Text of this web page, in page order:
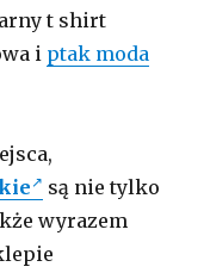
t shirt
i ptak moda
są nie tylko
wyrazem